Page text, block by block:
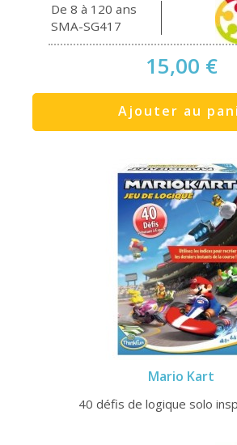
De 8 à 120 ans
SMA-SG417
15,00 €
Ajouter au
Mario Kart
40 défis de logique solo